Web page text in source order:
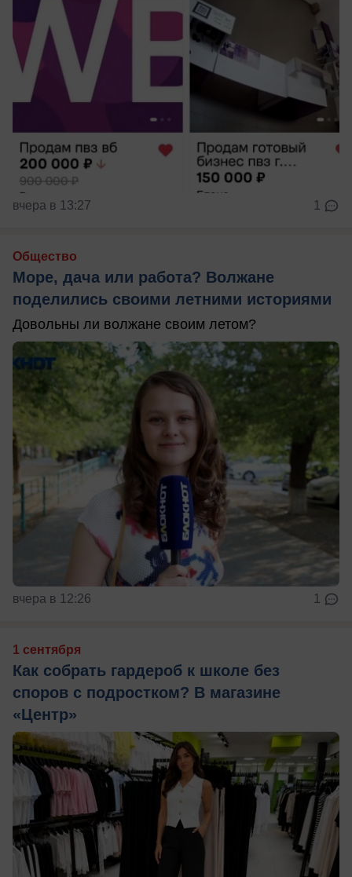
вчера в 13:27 1
Общество
Море, дача или работа? Волжане
поделились своими летними историями
Довольны ли волжане своим летом?
вчера в 12:26 1
1 сентября
Как собрать гардероб к школе без
споров с подростком? В магазине
«Центр»